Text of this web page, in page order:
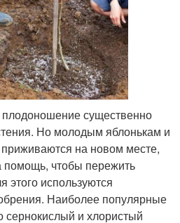
плодоношение существенно
Но молодым яблонькам и
на новом месте,
помощь, чтобы пережить
этого используются
Наиболее популярные
сернокислый и хлористый